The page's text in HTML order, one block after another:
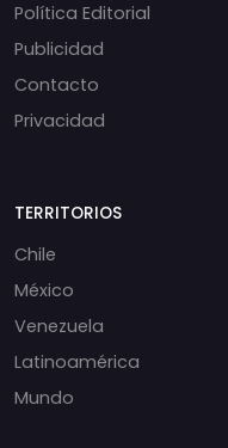
Política Editorial
Publicidad
Contacto
Privacidad
TERRITORIOS
Chile
México
Venezuela
Latinoamérica
Mundo